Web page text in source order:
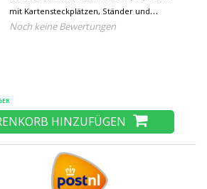
mit Kartensteckplätzen, Ständer und
Kamera-Folie - Pop-Grip-Cover - Weiß
Noch keine Bewertungen
HINZUFÜGEN